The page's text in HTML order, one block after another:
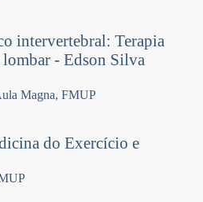
intervertebral: Terapia
- Edson Silva
Magna, FMUP
do Exercício e